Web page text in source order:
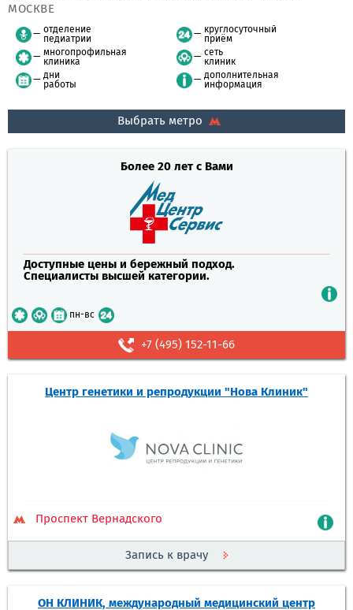
МОСКВЕ
отделение
педиатрии
многопрофильная
клиника
дни
работы
круглосуточный
приём
сеть
клиник
дополнительная
информация
Выбрать метро
Более 20 лет с Вами
Доступные цены и бережный подход.
Специалисты высшей категории.
пн-вс
+7 (495) 152-11-66
Центр генетики и репродукции "Нова Клиник"
Проспект Вернадского
Запись к врачу
ОН КЛИНИК, международный медицинский центр